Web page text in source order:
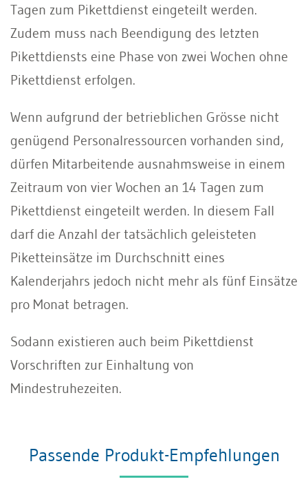
Tagen zum Pikettdienst eingeteilt werden.
Zudem muss nach Beendigung des letzten
Pikettdiensts eine Phase von zwei Wochen ohne
Pikettdienst erfolgen.
Wenn aufgrund der betrieblichen Grösse nicht
genügend Personalressourcen vorhanden sind,
dürfen Mitarbeitende ausnahmsweise in einem
Zeitraum von vier Wochen an 14 Tagen zum
Pikettdienst eingeteilt werden. In diesem Fall
darf die Anzahl der tatsächlich geleisteten
Piketteinsätze im Durchschnitt eines
Kalenderjahrs jedoch nicht mehr als fünf Einsätze
pro Monat betragen.
Sodann existieren auch beim Pikettdienst
Vorschriften zur Einhaltung von
Mindestruhezeiten.
Passende Produkt-Empfehlungen